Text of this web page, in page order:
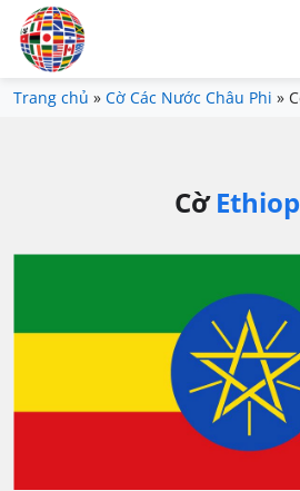
Trang chủ » Cờ Các Nước Châu Phi »
Cờ